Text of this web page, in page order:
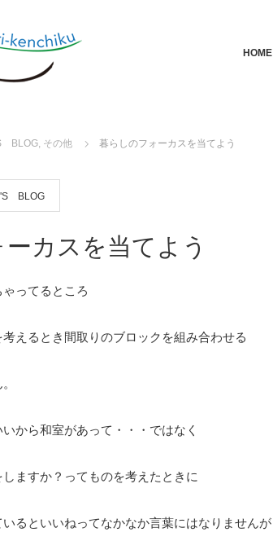
HOME
BLOG, その他 暮らしのフォーカスを当てよう
BLOG
カスを当てよう
ってるところ
えるとき間取りのブロックを組み合わせる
から和室があって・・・ではなく
ますか？ってものを考えたときに
るといいねってなかなか言葉にはなりませんが